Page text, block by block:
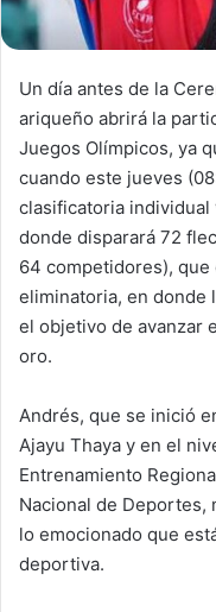
Un día antes de la
ariqueño abrirá la
Juegos Olímpicos, ya
cuando este jueves
clasificatoria
donde disparará 72
64 competidores), que
eliminatoria, en donde
el objetivo de avanzar
oro.
Andrés, que se inició
Ajayu Thaya y en el
Entrenamiento
Nacional de Deportes,
lo emocionado que
deportiva.